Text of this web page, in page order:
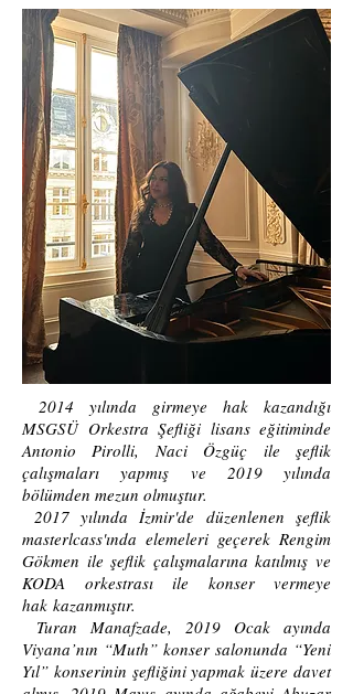
2014 yılında girmeye hak kazandığı
MSGSÜ Orkestra Şefliği lisans eğitiminde
Antonio Pirolli, Naci Özgüç ile şeflik
çalışmaları yapmış ve 2019 yılında
bölümden mezun olmuştur.
2017 yılında İzmir'de düzenlenen şeflik
masterlcass'ında elemeleri geçerek Rengim
Gökmen ile şeflik çalışmalarına katılmış ve
KODA orkestrası ile konser vermeye
hak kazanmıştır.
Turan Manafzade, 2019 Ocak ayında
Viyana’nın “Muth” konser salonunda “Yeni
Yıl” konserinin şefliğini yapmak üzere davet